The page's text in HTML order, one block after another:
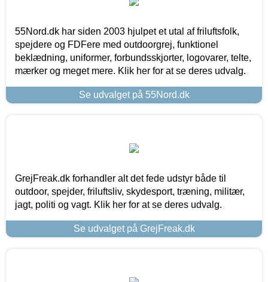
55Nord.dk har siden 2003 hjulpet et utal af friluftsfolk,
spejdere og FDFere med outdoorgrej, funktionel
beklædning, uniformer, forbundsskjorter, logovarer, telte,
mærker og meget mere. Klik her for at se deres udvalg.
Se udvalget på 55Nord.dk
GrejFreak.dk forhandler alt det fede udstyr både til
outdoor, spejder, friluftsliv, skydesport, træning, militær,
jagt, politi og vagt. Klik her for at se deres udvalg.
Se udvalget på GrejFreak.dk